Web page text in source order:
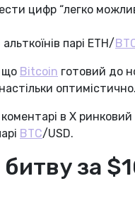
цифр “легко
парі ETH/
що Bitcoin готовий до
оптимістично.
в X
BTC/USD.
за